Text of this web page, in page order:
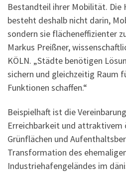
Bestandteil ihrer Mobilität. Die
besteht deshalb nicht darin,
sondern sie flächeneffizienter
Markus Preißner,
KÖLN. „Städte benötigen
sichern und gleichzeitig Raum
Funktionen schaffen.“
Beispielhaft ist die
Erreichbarkeit und
Grünflächen und
Transformation des
Industriehafengeländes im